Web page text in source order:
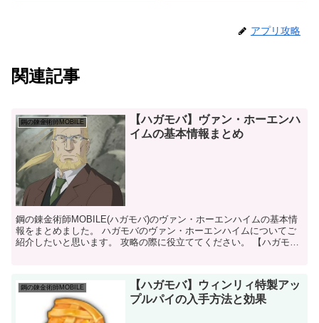
アプリ攻略
関連記事
鋼の錬金術師MOBILE
【ハガモバ】ヴァン・ホーエンハ
イムの基本情報まとめ
鋼の錬金術師MOBILE(ハガモバ)のヴァン・ホーエンハイムの基本情
報をまとめました。 ハガモバのヴァン・ホーエンハイムについてご
紹介したいと思います。 攻略の際に役立ててください。 【ハガモ
鋼の錬金術師MOBILE
【ハガモバ】ウィンリィ特製アッ
プルパイの入手方法と効果